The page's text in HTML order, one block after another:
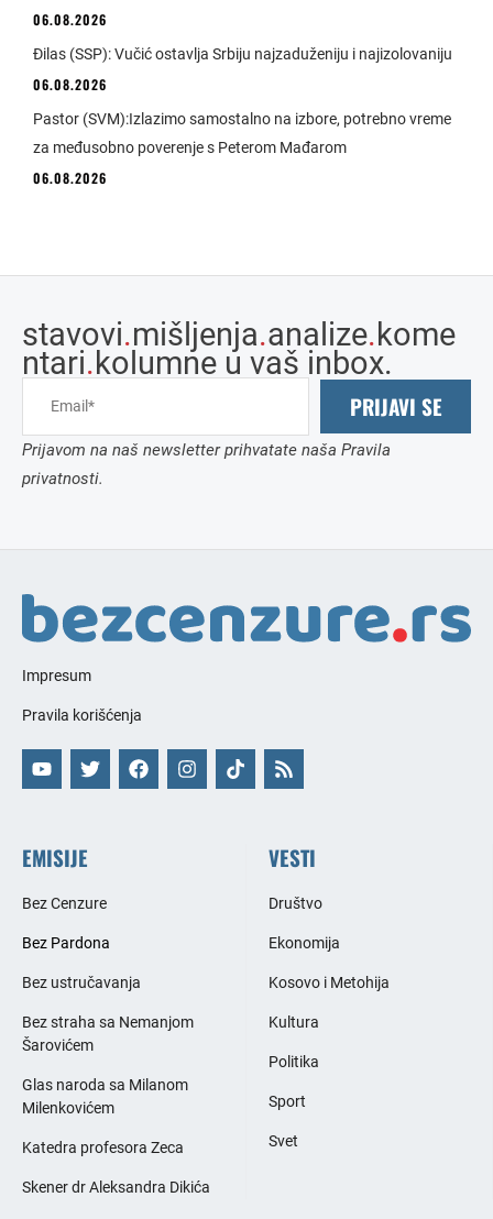
06.08.2026
Đilas (SSP): Vučić ostavlja Srbiju najzaduženiju i najizolovaniju
06.08.2026
Pastor (SVM):Izlazimo samostalno na izbore, potrebno vreme
za međusobno poverenje s Peterom Mađarom
06.08.2026
stavovi.mišljenja.analize.kome
ntari.kolumne u vaš inbox.
PRIJAVI SE
Prijavom na naš newsletter prihvatate naša Pravila
privatnosti.
Impresum
Pravila korišćenja
EMISIJE
Bez Cenzure
Bez Pardona
Bez ustručavanja
Bez straha sa Nemanjom
Šarovićem
Glas naroda sa Milanom
Milenkovićem
Katedra profesora Zeca
Skener dr Aleksandra Dikića
VESTI
Društvo
Ekonomija
Kosovo i Metohija
Kultura
Politika
Sport
Svet